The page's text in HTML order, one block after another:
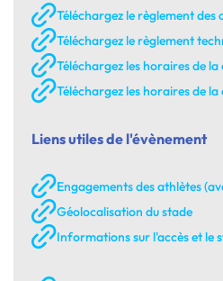
Téléchargez le règlement des
Téléchargez le règlement
Téléchargez les horaires de
Téléchargez les horaires de
Liens utiles de l'évènement
Engagements des athlètes
Géolocalisation du stade
Informations sur l'accès et le